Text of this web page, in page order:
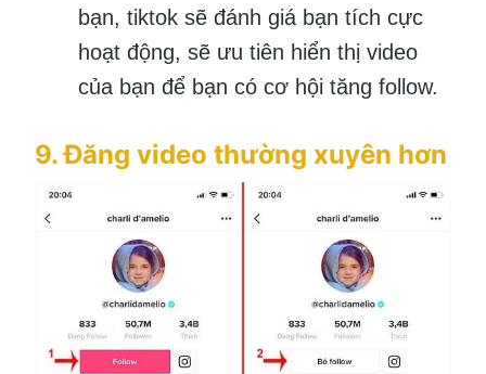
bạn, tiktok sẽ đánh giá bạn tích cực
hoạt động, sẽ ưu tiên hiển thị video
của bạn để bạn có cơ hội tăng follow.
9. Đăng video thường xuyên hơn